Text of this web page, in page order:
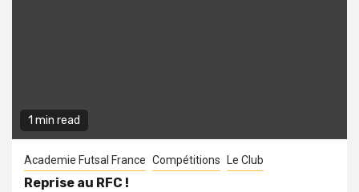
1 min read
Academie Futsal France Compétitions Le Club
Reprise au RFC !